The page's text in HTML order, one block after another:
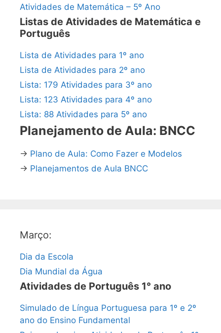
Atividades de Matemática – 5º Ano
Listas de Atividades de Matemática e
Português
Lista de Atividades para 1º ano
Lista de Atividades para 2º ano
Lista: 179 Atividades para 3º ano
Lista: 123 Atividades para 4º ano
Lista: 88 Atividades para 5º ano
Planejamento de Aula: BNCC
→ Plano de Aula: Como Fazer e Modelos
→ Planejamentos de Aula BNCC
Março:
Dia da Escola
Dia Mundial da Água
Atividades de Português 1° ano
Simulado de Língua Portuguesa para 1º e 2º
ano do Ensino Fundamental